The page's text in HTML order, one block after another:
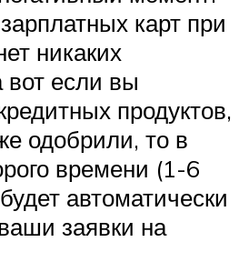
карт при
никаких
вот если вы
продуктов,
одобрили, то в
времени (1-6
автоматически
заявки на